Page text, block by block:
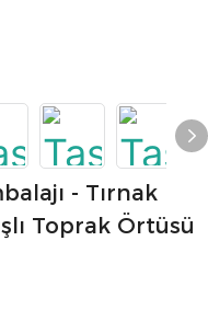
- Tırnak
Toprak Örtüsü